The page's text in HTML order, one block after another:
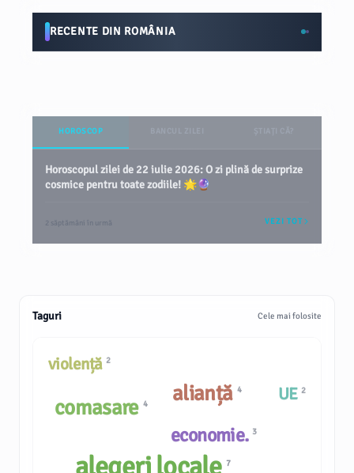
RECENTE DIN ROMÂNIA
HOROSCOP
Horoscopul zilei de 22 iulie 2026: O zi plină de surprize
cosmice pentru toate zodiile! 🌟🔮
2 săptămâni în urmă VEZI TOT
Taguri Cele mai folosite
comasare 4 alianță 4
economie. 3
7
violență 2
UE 2